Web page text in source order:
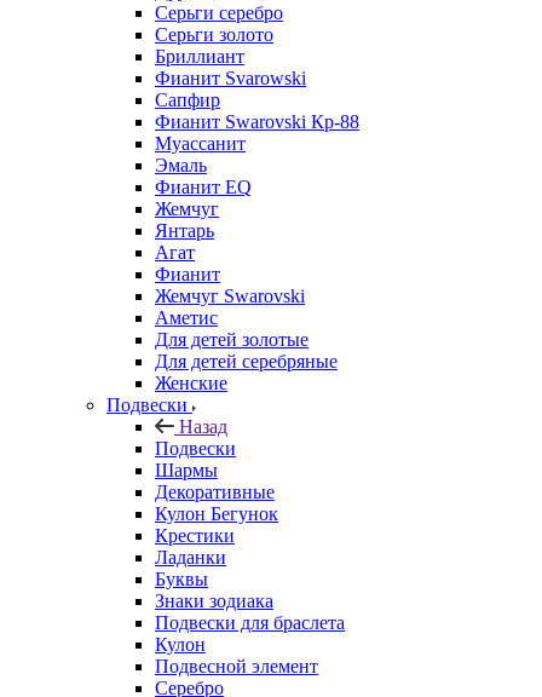
Серьги серебро
Серьги золото
Бриллиант
Фианит Svarowski
Сапфир
Фианит Swarovski Кр-88
Муассанит
Эмаль
Фианит EQ
Жемчуг
Янтарь
Агат
Фианит
Жемчуг Swarovski
Аметис
Для детей золотые
Для детей серебряные
Женские
Подвески
Назад
Подвески
Шармы
Декоративные
Кулон Бегунок
Крестики
Ладанки
Буквы
Знаки зодиака
Подвески для браслета
Кулон
Подвесной элемент
Серебро